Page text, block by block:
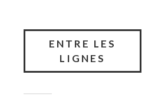
ENTRE LES
LIGNES